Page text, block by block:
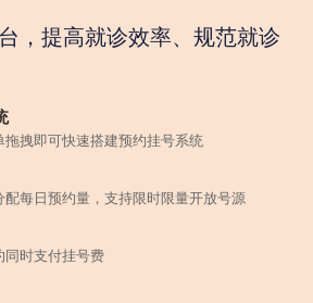
，提高就诊效率、规范就诊
拽即可快速搭建预约挂号系统
每日预约量，支持限时限量开放号源
同时支付挂号费